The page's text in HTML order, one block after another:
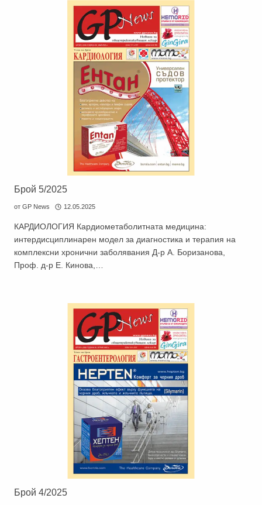
Брой 5/2025
от GP News 12.05.2025
КАРДИОЛОГИЯ Кардиометаболитната медицина:
интердисциплинарен модел за диагностика и терапия на
комплексни хронични заболявания Д-р А. Боризанова,
Проф. д-р Е. Кинова,…
Брой 4/2025